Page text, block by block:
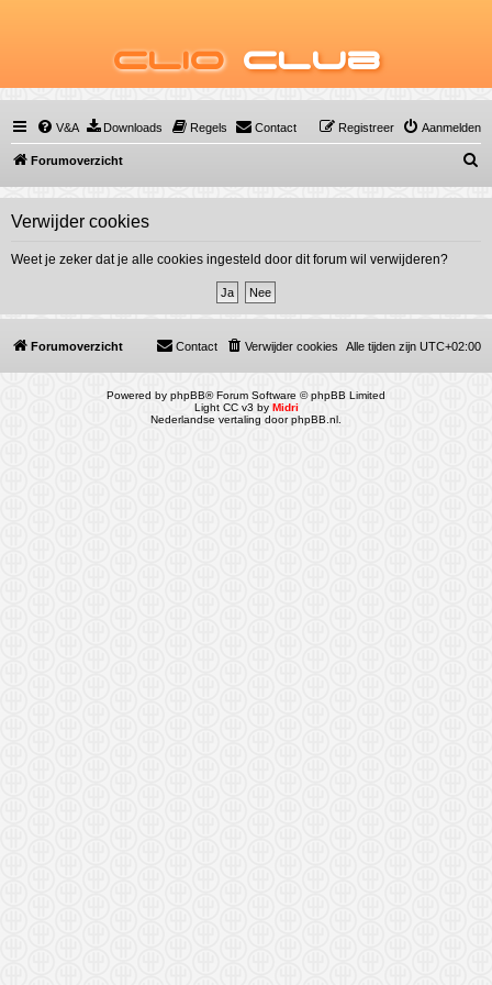
Clio Club
V&A Downloads Regels Contact Aanmelden
Registreer
Forumoverzicht
o
Verwijder cookies
Weet je zeker dat je alle cookies ingesteld door dit forum wil verwijderen?
Forumoverzicht Alle tijden zijn UTC+02:00
Verwijder cookies
Contact
Powered by phpBB® Forum Software © phpBB Limited
Light CC v3 by Midri
Nederlandse vertaling doorphpBB.nl